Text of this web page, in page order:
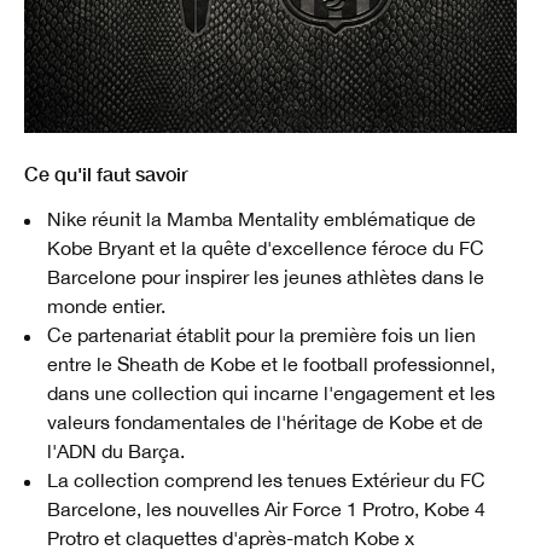
Ce qu'il faut savoir
Nike réunit la Mamba Mentality emblématique de
Kobe Bryant et la quête d'excellence féroce du FC
Barcelone pour inspirer les jeunes athlètes dans le
monde entier.
Ce partenariat établit pour la première fois un lien
entre le Sheath de Kobe et le football professionnel,
dans une collection qui incarne l'engagement et les
valeurs fondamentales de l'héritage de Kobe et de
l'ADN du Barça.
La collection comprend les tenues Extérieur du FC
Barcelone, les nouvelles Air Force 1 Protro, Kobe 4
Protro et claquettes d'après-match Kobe x